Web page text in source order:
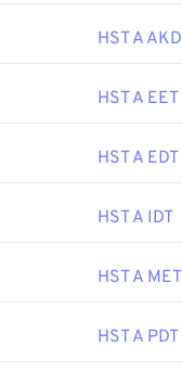
HST A
HST A EET
HST A EDT
HST A IDT
HST A MET
HST A PDT